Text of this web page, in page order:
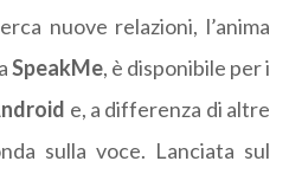
nuove relazioni, l’anima
SpeakMe, è disponibile per i
e, a differenza di altre
sulla voce. Lanciata sul